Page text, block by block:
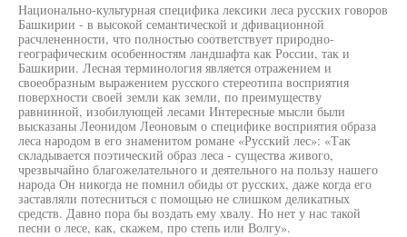
Национально-культурная специфика лексики леса русских говоров
Башкирии - в высокой семантической и дфивационной
расчлененности, что полностью соответствует природно-
географическим особенностям ландшафта как России, так и
Башкирии. Лесная терминология является отражением и
своеобразным выражением русского стереотипа восприятия
поверхности своей земли как земли, по преимуществу
равнинной, изобилующей лесами Интересные мысли были
высказаны Леонидом Леоновым о специфике восприятия образа
леса народом в его знаменитом романе «Русский лес»: «Так
складывается поэтический образ леса - существа живого,
чрезвычайно благожелательного и деятельного на пользу нашего
народа Он никогда не помнил обиды от русских, даже когда его
заставляли потесниться с помощью не слишком деликатных
средств. Давно пора бы воздать ему хвалу. Но нет у нас такой
песни о лесе, как, скажем, про степь или Волгу».